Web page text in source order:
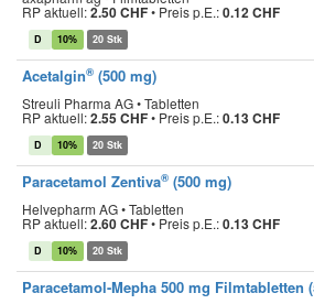
RP aktuell:2.50 CHF• Preis p.E.:0.12 CHF
D 10% 20 Stk
Acetalgin® (500 mg)
Streuli Pharma AG • Tabletten
RP aktuell:2.55 CHF• Preis p.E.:0.13 CHF
D 10% 20 Stk
Paracetamol Zentiva® (500 mg)
Helvepharm AG • Tabletten
RP aktuell:2.60 CHF• Preis p.E.:0.13 CHF
D 10% 20 Stk
Paracetamol-Mepha 500 mg Filmtabletten